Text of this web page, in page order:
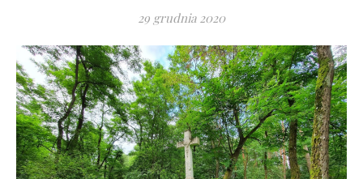
29 grudnia 2020